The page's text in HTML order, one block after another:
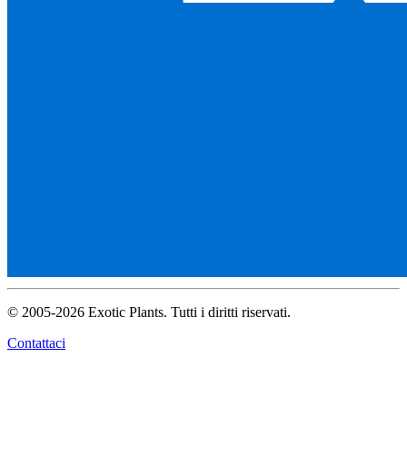
© 2005-2026 Exotic Plants. Tutti i diritti riservati.
Contattaci